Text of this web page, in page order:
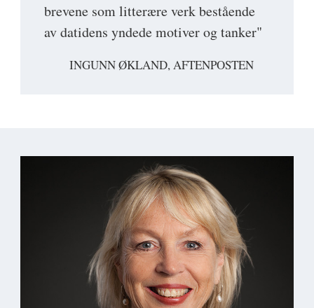
brevene som litterære verk bestående
av datidens yndede motiver og tanker"
INGUNN ØKLAND, AFTENPOSTEN